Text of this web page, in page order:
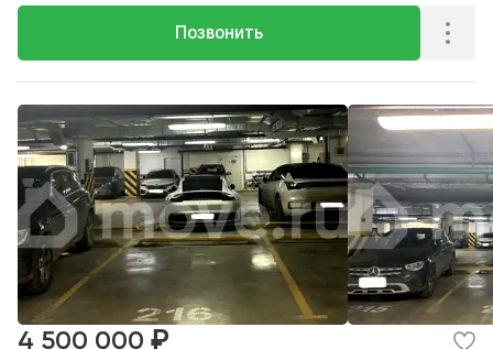
Позвонить
4 500 000 ₽